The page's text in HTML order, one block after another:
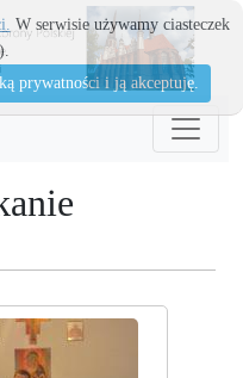
W serwisie używamy ciasteczek
prywatności i ją akceptuję.